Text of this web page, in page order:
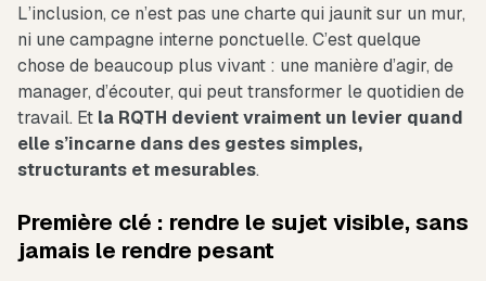
L’inclusion, ce n’est pas une charte qui jaunit sur un mur,
ni une campagne interne ponctuelle. C’est quelque
chose de beaucoup plus vivant : une manière d’agir, de
manager, d’écouter, qui peut transformer le quotidien de
travail. Et la RQTH devient vraiment un levier quand
elle s’incarne dans des gestes simples,
structurants et mesurables.
Première clé : rendre le sujet visible, sans
jamais le rendre pesant